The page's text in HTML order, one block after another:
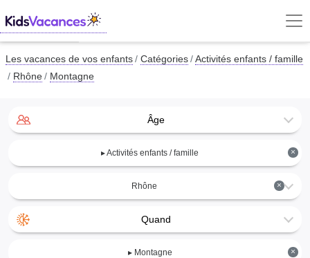
Les vacances de vos enfants Catégories
Activités enfants / famille
Rhône
Montagne
Âge
×
▸ Activités enfants / famille
×
Rhône
Quand
×
▸ Montagne